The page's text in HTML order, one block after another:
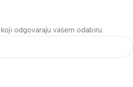
odgovaraju vašem odabiru.